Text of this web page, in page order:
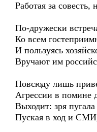
Работая за совесть,
По-дружески
Ко всем
И пользуясь
Вручают им
Повсюду лишь
Агрессии в помине
Выходит: зря пугала
Пуская в ход и